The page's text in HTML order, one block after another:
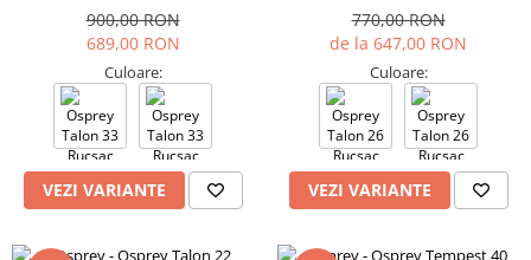
900,00 RON
689,00 RON
Culoare:
VEZI VARIANTE
770,00 RON
de la 647,00 RON
Culoare:
VEZI VARIANTE